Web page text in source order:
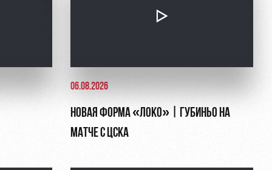
06.08.2026
НОВАЯ ФОРМА «ЛОКО» | ГУБИНЬО НА
МАТЧЕ С ЦСКА